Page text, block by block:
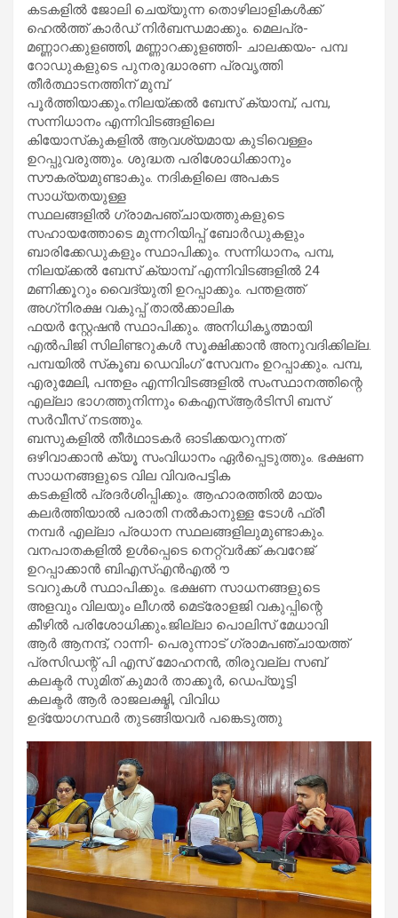
കടകളില്‍ ജോലി ചെയ്യുന്ന തൊഴിലാളികള്‍ക്ക്
ഹെല്‍ത്ത് കാര്‍ഡ് നിര്‍ബന്ധമാക്കും. മെലപ്ര-
മണ്ണാറക്കുളഞ്ഞി, മണ്ണാറക്കുളഞ്ഞി- ചാലക്കയം- പമ്പ
റോഡുകളുടെ പുനരുദ്ധാരണ പ്രവൃത്തി
തീര്‍ത്ഥാടനത്തിന് മുമ്പ്
പൂര്‍ത്തിയാക്കും.നിലയ്ക്കല്‍ ബേസ് ക്യാമ്പ്, പമ്പ,
സന്നിധാനം എന്നിവിടങ്ങളിലെ
കിയോസ്‌കുകളില്‍ ആവശ്യമായ കുടിവെള്ളം
ഉറപ്പുവരുത്തും. ശുദ്ധത പരിശോധിക്കാനും
സൗകര്യമുണ്ടാകും. നദികളിലെ അപകട
സാധ്യതയുള്ള
സ്ഥലങ്ങളില്‍ ഗ്രാമപഞ്ചായത്തുകളുടെ
സഹായത്തോടെ മുന്നറിയിപ്പ് ബോര്‍ഡുകളും
ബാരിക്കേഡുകളും സ്ഥാപിക്കും. സന്നിധാനം, പമ്പ,
നിലയ്ക്കല്‍ ബേസ് ക്യാമ്പ് എന്നിവിടങ്ങളില്‍ 24
മണിക്കൂറും വൈദ്യുതി ഉറപ്പാക്കും. പന്തളത്ത്
അഗ്‌നിരക്ഷ വകുപ്പ് താല്‍ക്കാലിക
ഫയര്‍ സ്റ്റേഷന്‍ സ്ഥാപിക്കും. അനിധികൃത്മായി
എല്‍പിജി സിലിണ്ടറുകള്‍ സൂക്ഷിക്കാന്‍ അനുവദിക്കില്ല.
പമ്പയില്‍ സ്‌കൂബ ഡെവിംഗ് സേവനം ഉറപ്പാക്കും. പമ്പ,
എരുമേലി, പന്തളം എന്നിവിടങ്ങളില്‍ സംസ്ഥാനത്തിന്റെ
എല്ലാ ഭാഗത്തുനിന്നും കെഎസ്ആര്‍ടിസി ബസ്
സര്‍വീസ് നടത്തും.
ബസുകളില്‍ തീര്‍ഥാടകര്‍ ഓടിക്കയറുന്നത്
ഒഴിവാക്കാന്‍ ക്യൂ സംവിധാനം ഏര്‍പ്പെടുത്തും. ഭക്ഷണ
സാധനങ്ങളുടെ വില വിവരപട്ടിക
കടകളില്‍ പ്രദര്‍ശിപ്പിക്കും. ആഹാരത്തില്‍ മായം
കലര്‍ത്തിയാല്‍ പരാതി നല്‍കാനുള്ള ടോള്‍ ഫ്രീ
നമ്പര്‍ എല്ലാ പ്രധാന സ്ഥലങ്ങളിലുമുണ്ടാകും.
വനപാതകളില്‍ ഉള്‍പ്പെടെ നെറ്റ്വര്‍ക്ക് കവറേജ്
ഉറപ്പാക്കാന്‍ ബിഎസ്എന്‍എല്‍ ൗ
ടവറുകള്‍ സ്ഥാപിക്കും. ഭക്ഷണ സാധനങ്ങളുടെ
അളവും വിലയും ലീഗല്‍ മെട്രോളജി വകുപ്പിന്റെ
കീഴില്‍ പരിശോധിക്കും.ജില്ലാ പൊലിസ് മേധാവി
ആര്‍ ആനന്ദ്, റാന്നി- പെരുന്നാട് ഗ്രാമപഞ്ചായത്ത്
പ്രസിഡന്റ് പി എസ് മോഹനന്‍, തിരുവല്ല സബ്
കലക്ടര്‍ സുമിത് കുമാര്‍ താക്കൂര്‍, ഡെപ്യൂട്ടി
കലക്ടര്‍ ആര്‍ രാജലക്ഷ്മി, വിവിധ
ഉദ്യോഗസ്ഥര്‍ തുടങ്ങിയവര്‍ പങ്കെടുത്തു